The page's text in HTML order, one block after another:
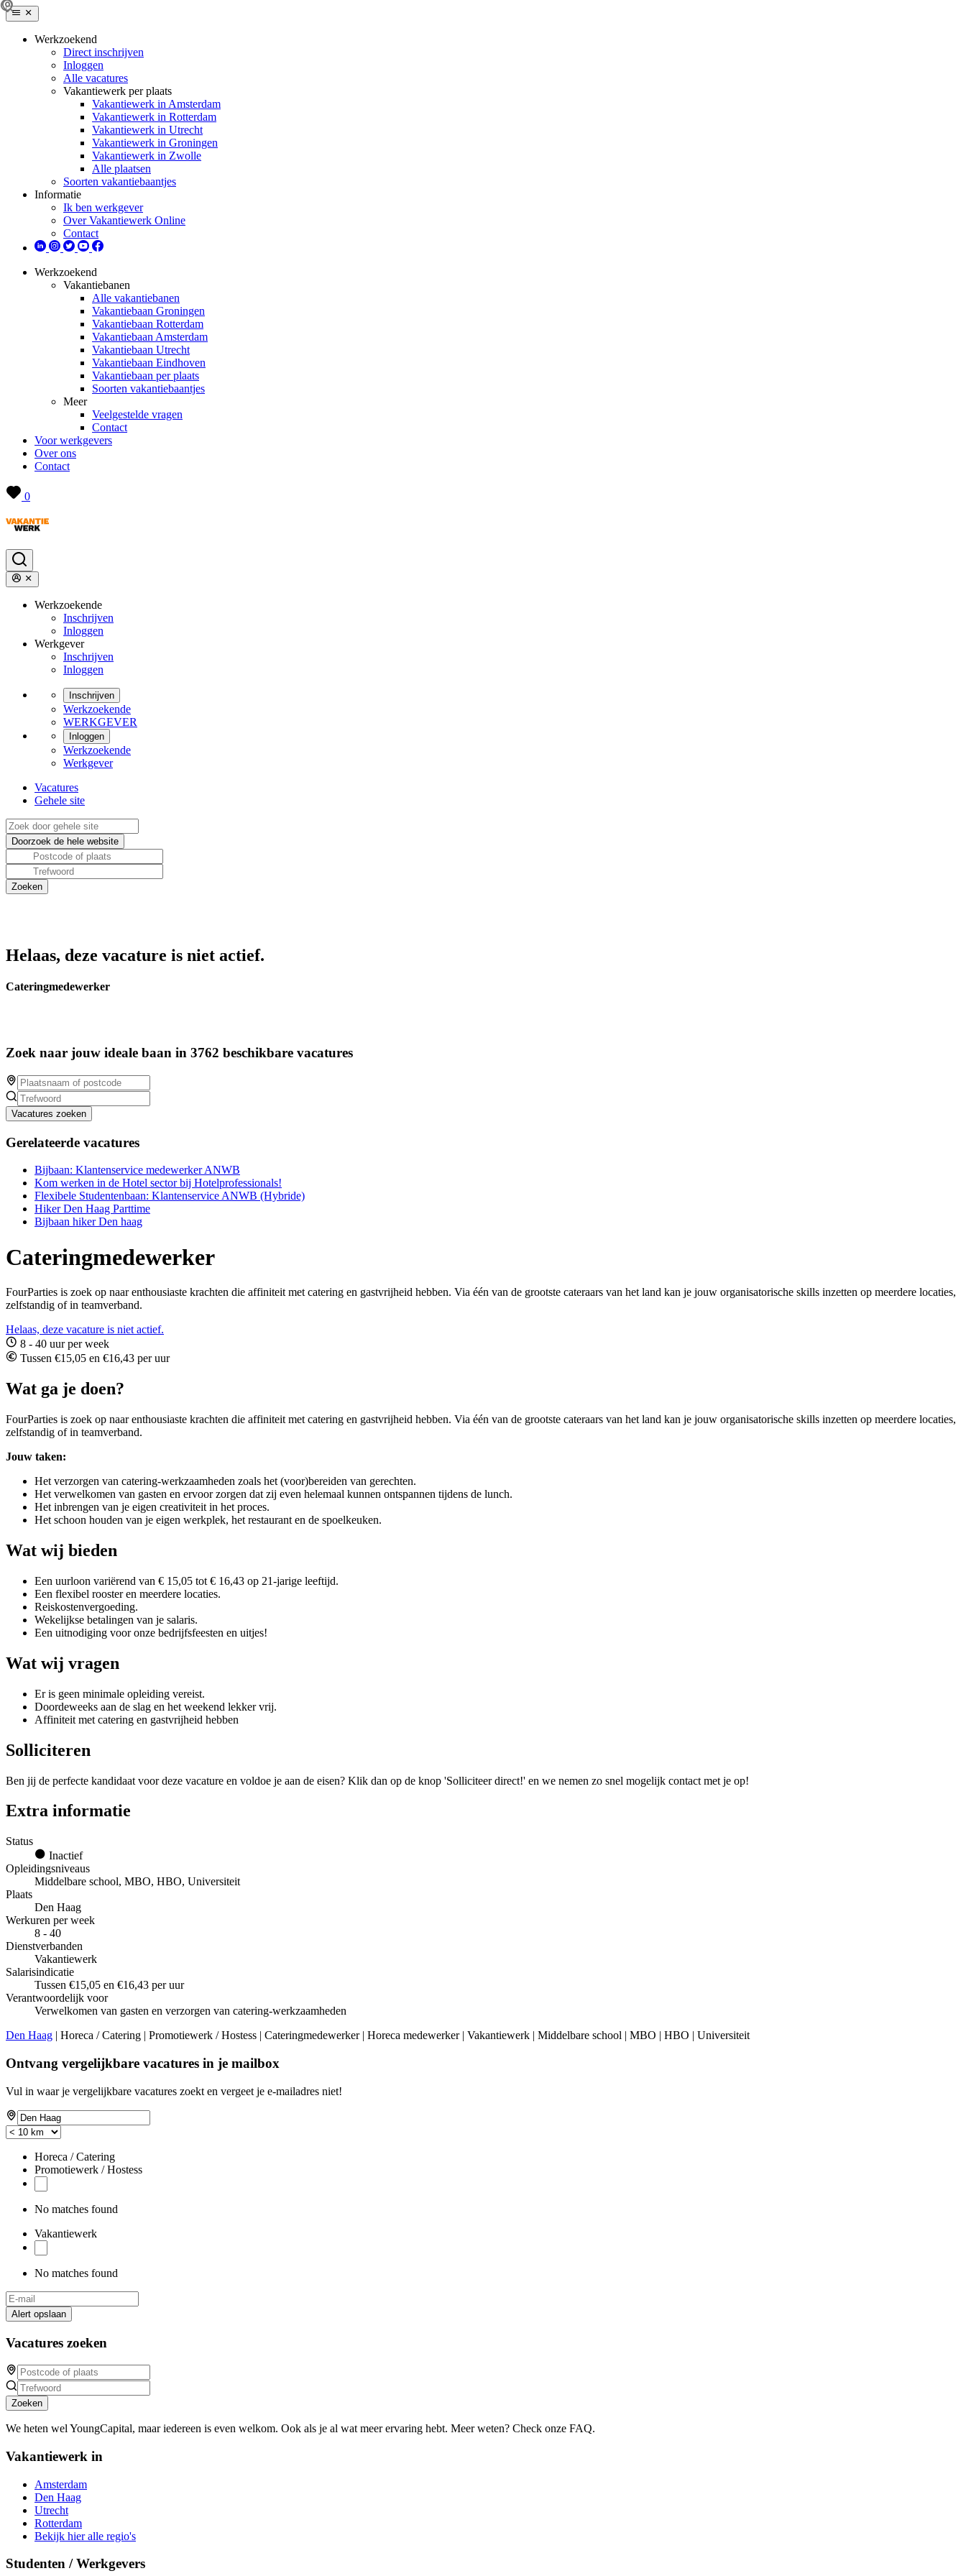
Werkzoekend
Direct inschrijven
Inloggen
Alle vacatures
Vakantiewerk per plaats
Vakantiewerk in Amsterdam
Vakantiewerk in Rotterdam
Vakantiewerk in Utrecht
Vakantiewerk in Groningen
Vakantiewerk in Zwolle
Alle plaatsen
Soorten vakantiebaantjes
Informatie
Ik ben werkgever
Over Vakantiewerk Online
Contact
Werkzoekend
Vakantiebanen
Alle vakantiebanen
Vakantiebaan Groningen
Vakantiebaan Rotterdam
Vakantiebaan Amsterdam
Vakantiebaan Utrecht
Vakantiebaan Eindhoven
Vakantiebaan per plaats
Soorten vakantiebaantjes
Meer
Veelgestelde vragen
Contact
Voor werkgevers
Over ons
Contact
0
Werkzoekende
Inschrijven
Inloggen
Werkgever
Inschrijven
Inloggen
Inschrijven
Werkzoekende
WERKGEVER
Inloggen
Werkzoekende
Werkgever
Vacatures
Gehele site
Helaas, deze vacature is niet actief.
Cateringmedewerker
Zoek naar jouw ideale baan in 3762 beschikbare vacatures
Vacatures zoeken
Gerelateerde vacatures
Bijbaan: Klantenservice medewerker ANWB
Kom werken in de Hotel sector bij Hotelprofessionals!
Flexibele Studentenbaan: Klantenservice ANWB (Hybride)
Hiker Den Haag Parttime
Bijbaan hiker Den haag
Cateringmedewerker
FourParties is zoek op naar enthousiaste krachten die affiniteit met catering en gastvrijheid hebben. Via één van de grootste cateraars van het land kan je jouw organisatorische skills inzetten op meerdere locaties,
zelfstandig of in teamverband.
Helaas, deze vacature is niet actief.
8 - 40 uur per week
Tussen €15,05 en €16,43 per uur
Wat ga je doen?
FourParties is zoek op naar enthousiaste krachten die affiniteit met catering en gastvrijheid hebben. Via één van de grootste cateraars van het land kan je jouw organisatorische skills inzetten op meerdere locaties,
zelfstandig of in teamverband.
Jouw taken:
Het verzorgen van catering-werkzaamheden zoals het (voor)bereiden van gerechten.
Het verwelkomen van gasten en ervoor zorgen dat zij even helemaal kunnen ontspannen tijdens de lunch.
Het inbrengen van je eigen creativiteit in het proces.
Het schoon houden van je eigen werkplek, het restaurant en de spoelkeuken.
Wat wij bieden
Een uurloon variërend van € 15,05 tot € 16,43 op 21-jarige leeftijd.
Een flexibel rooster en meerdere locaties.
Reiskostenvergoeding.
Wekelijkse betalingen van je salaris.
Een uitnodiging voor onze bedrijfsfeesten en uitjes!
Wat wij vragen
Er is geen minimale opleiding vereist.
Doordeweeks aan de slag en het weekend lekker vrij.
Affiniteit met catering en gastvrijheid hebben
Solliciteren
Ben jij de perfecte kandidaat voor deze vacature en voldoe je aan de eisen? Klik dan op de knop 'Solliciteer direct!' en we nemen zo snel mogelijk contact met je op!
Extra informatie
Status
Inactief
Opleidingsniveaus
Middelbare school, MBO, HBO, Universiteit
Plaats
Den Haag
Werkuren per week
8 - 40
Dienstverbanden
Vakantiewerk
Salarisindicatie
Tussen €15,05 en €16,43 per uur
Verantwoordelijk voor
Verwelkomen van gasten en verzorgen van catering-werkzaamheden
Den Haag | Horeca / Catering | Promotiewerk / Hostess | Cateringmedewerker | Horeca medewerker | Vakantiewerk | Middelbare school | MBO | HBO | Universiteit
Ontvang vergelijkbare vacatures in je mailbox
Vul in waar je vergelijkbare vacatures zoekt en vergeet je e-mailadres niet!
Horeca / Catering
Promotiewerk / Hostess
No matches found
Vakantiewerk
No matches found
Alert opslaan
Vacatures zoeken
Zoeken
We heten wel YoungCapital, maar iedereen is even welkom. Ook als je al wat meer ervaring hebt. Meer weten? Check onze FAQ.
Vakantiewerk in
Amsterdam
Den Haag
Utrecht
Rotterdam
Bekijk hier alle regio's
Studenten / Werkgevers